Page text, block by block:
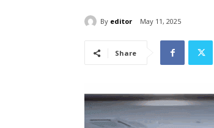
By editor May 11, 2025
Share